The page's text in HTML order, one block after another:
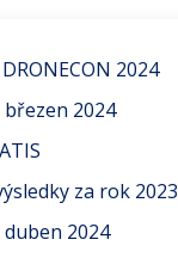
2024
2024
za rok 2023
2024